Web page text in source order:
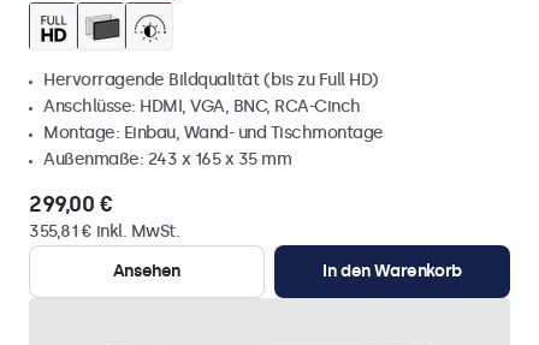
Hervorragende Bildqualität (bis zu Full HD)
Anschlüsse: HDMI, VGA, BNC, RCA-Cinch
Montage: Einbau, Wand- und Tischmontage
Außenmaße: 243 x 165 x 35 mm
299,00 €
355,81 € inkl. MwSt.
Ansehen
In den Warenkorb